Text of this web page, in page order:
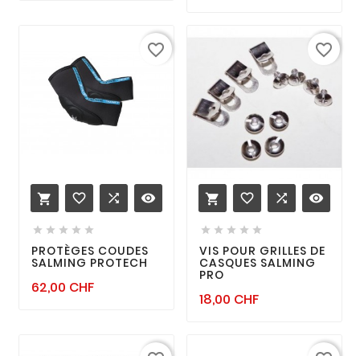
 favorite_border  remove_red_eye
    
PROTÈGES COUDES
SALMING PROTECH
62,00 CHFPrix
favorite_border
 favorite_border  remove_red_eye
    
VIS POUR GRILLES DE
CASQUES SALMING
PRO
18,00 CHFPrix
favorite_border